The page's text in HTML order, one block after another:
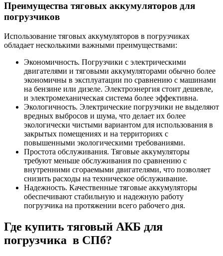
Преимущества тяговых аккумуляторов для
погрузчиков
Использование тяговых аккумуляторов в погрузчиках
обладает несколькими важными преимуществами:
Экономичность. Погрузчики с электрическими
двигателями и тяговыми аккумуляторами обычно более
экономичны в эксплуатации по сравнению с машинами
на бензине или дизеле. Электроэнергия стоит дешевле,
и электромеханическая система более эффективна.
Экологичность. Электрические погрузчики не выделяют
вредных выбросов и шума, что делает их более
экологически чистыми вариантом для использования в
закрытых помещениях и на территориях с
повышенными экологическими требованиями.
Простота обслуживания. Тяговые аккумуляторы
требуют меньше обслуживания по сравнению с
внутренними сгораемыми двигателями, что позволяет
снизить расходы на техническое обслуживание.
Надежность. Качественные тяговые аккумуляторы
обеспечивают стабильную и надежную работу
погрузчика на протяжении всего рабочего дня.
Где купить тяговый АКБ для
погрузчика в СПб?